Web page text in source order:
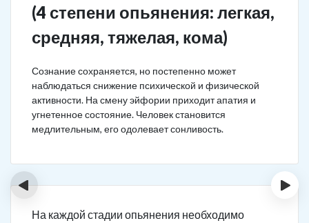
(4 степени опьянения: легкая,
средняя, тяжелая, кома)
Сознание сохраняется, но постепенно может
наблюдаться снижение психической и физической
активности. На смену эйфории приходит апатия и
угнетенное состояние. Человек становится
медлительным, его одолевает сонливость.
‹ ›
На каждой стадии опьянения необходимо